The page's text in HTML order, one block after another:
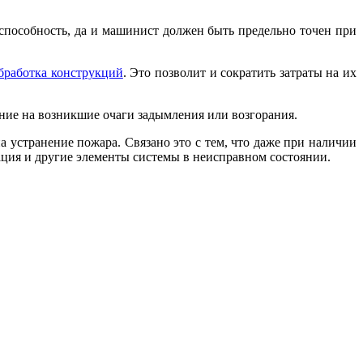
да и машинист должен быть предельно точен при
конструкций. Это позволит и сократить затраты на их
на возникшие очаги задымления или возгорания.
пожара. Связано это с тем, что даже при наличии
и другие элементы системы в неисправном состоянии.